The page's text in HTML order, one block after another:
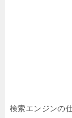
検索エンジンの